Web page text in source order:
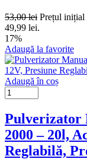
53,00lei Prețul inițial
49,99 lei.
17%
Adaugă la favorite
Adaugă în coș
Pulverizator
2000 – 20l,
Reglabilă,